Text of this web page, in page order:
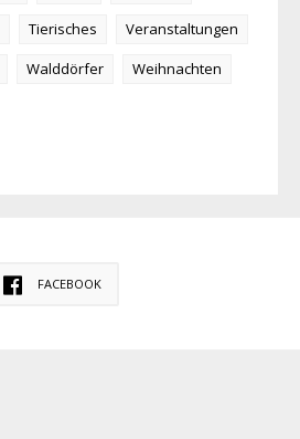
Tierisches
Veranstaltungen
Walddörfer
Weihnachten
FACEBOOK